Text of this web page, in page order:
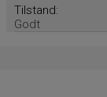
Tilstand:
Godt